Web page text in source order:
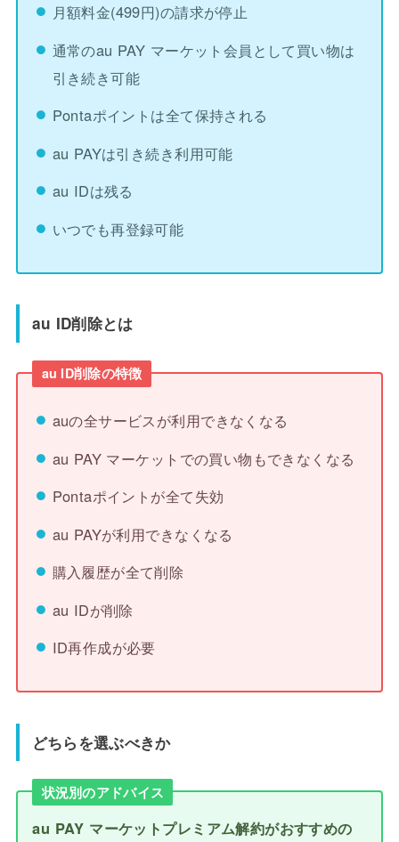
月額料金(499円)の請求が停止
通常のau PAY マーケット会員として買い物は
引き続き可能
Pontaポイントは全て保持される
au PAYは引き続き利用可能
au IDは残る
いつでも再登録可能
au ID削除とは
au ID削除の特徴
auの全サービスが利用できなくなる
au PAY マーケットでの買い物もできなくなる
Pontaポイントが全て失効
au PAYが利用できなくなる
購入履歴が全て削除
au IDが削除
ID再作成が必要
どちらを選ぶべきか
状況別のアドバイス
au PAY マーケットプレミアム解約がおすすめの